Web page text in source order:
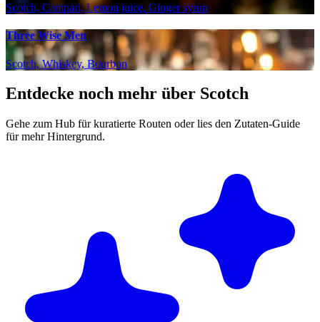
Scotch, Campari, Lemon juice, Ginger syrup
Three Wise Men
Scotch, Whiskey, Bourbon
Entdecke noch mehr über Scotch
Gehe zum Hub für kuratierte Routen oder lies den Zutaten-Guide
für mehr Hintergrund.